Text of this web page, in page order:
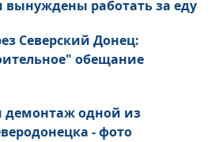
вынуждены работать за еду
Северский Донец:
обещание
демонтаж одной из
- фото